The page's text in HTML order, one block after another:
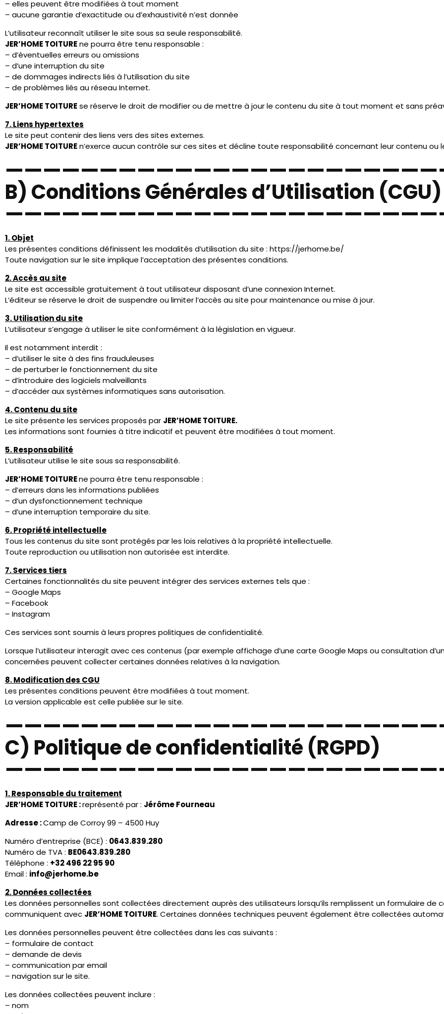
4. Contenu du site
Les informations sont fournies à titre indicatif et peuvent être modifiées à tout moment.
5. Responsabilité
L’utilisateur utilise le site sous sa responsabilité.
JER’HOME TOITUREne pourra être tenu responsable :
– d’erreurs dans les informations publiées
– d’un dysfonctionnement technique
6. Propriété intellectuelle
Tous les contenus du site sont protégés par les lois relatives à la propriété intellectuelle.
7. Services tiers
Certaines fonctionnalités du site peuvent intégrer des services externes tels que :
– Google Maps
– Facebook
– Instagram
Ces services sont soumis à leurs propres politiques de confidentialité.
Lorsque l’utilisateur interagit avec ces contenus (par exemple affichage d’une carte Google Maps ou consultation
concernées peuvent collecter certaines données relatives à la navigation.
8. Modification des CGU
Les présentes conditions peuvent être modifiées à tout moment.
La version applicable est celle publiée sur le site.
C) Politique de confidentialité (RGPD)
1. Responsable du traitement
JER’HOME TOITURE :
Adresse :Camp de Corroy 99 – 4500 Huy
Numéro d’entreprise (BCE) :
Numéro de TVA :BE0643.839.280
Téléphone :+32 496 22 95 90
Email :info@jerhome.be
2. Données collectées
Les données personnelles sont collectées directement auprès des utilisateurs lorsqu’ils remplissent un formulaire
communiquent avecJER’HOME TOITURE
Les données personnelles peuvent être collectées dans les cas suivants :
– formulaire de contact
– demande de devis
– communication par email
– navigation sur le site.
Les données collectées peuvent inclure :
– nom
– prénom
– adresse email
– contenu du message
– adresse IP
– données techniques de navigation.
Les informations demandées dans les formulaires du site sont nécessaires pour permettre à
informations ne sont pas fournies, il est possible que la demande ne puisse pas être traitée correctement.
– répondre aux demandes envoyées via le formulaire de contact
– traiter les demandes de devis
4. Base légale
Les traitements reposent sur :
– les mesures précontractuelles pour les devis
– les obligations légales le cas échéant.
5. Destinataires des données
Les données sont destinées exclusivement à
Certaines données peuvent être traitées par des prestataires techniques nécessaires au fonctionnement du site :
Ces prestataires agissent en qualité de sous-traitants au sens du Règlement Général sur la Protection des Données
6. Durée de conservation
– demandes de contact : maximum 3 ans
– obligations comptables : 10 ans
– données techniques : durée limitée nécessaire à la sécurité du site.
7. Sécurité des données
8. Droits des utilisateurs